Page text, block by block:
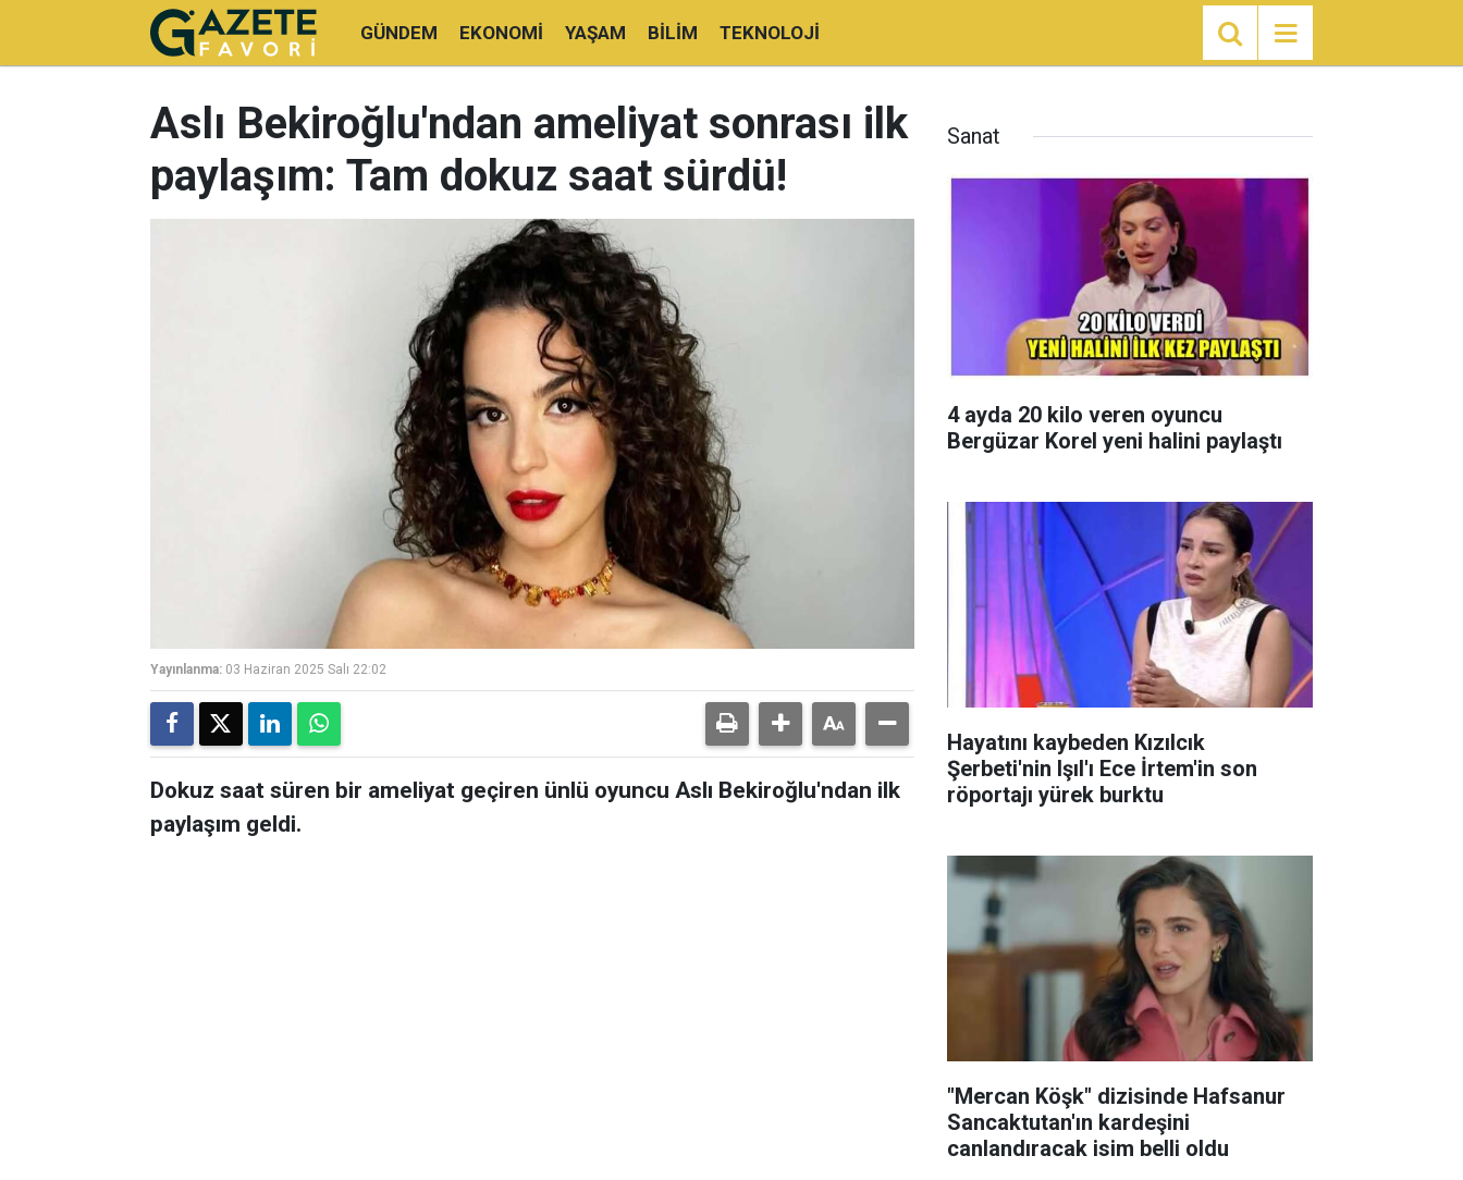
GÜNDEM EKONOMI YAŞAM BILIM TEKNOLOJI
Aslı Bekiroğlu'ndan ameliyat sonrası ilk
paylaşım: Tam dokuz saat sürdü!
Yayınlanma: 03 Haziran 2025 Salı 22:02
Dokuz saat süren bir ameliyat geçiren ünlü oyuncu Aslı Bekiroğlu'ndan ilk
paylaşım geldi.
Sanat
4 ayda 20 kilo veren oyuncu
Bergüzar Korel yeni halini paylaştı
Hayatını kaybeden Kızılcık
Şerbeti'nin Işıl'ı Ece İrtem'in son
röportajı yürek burktu
"Mercan Köşk" dizisinde Hafsanur
Sancaktutan'ın kardeşini
canlandıracak isim belli oldu